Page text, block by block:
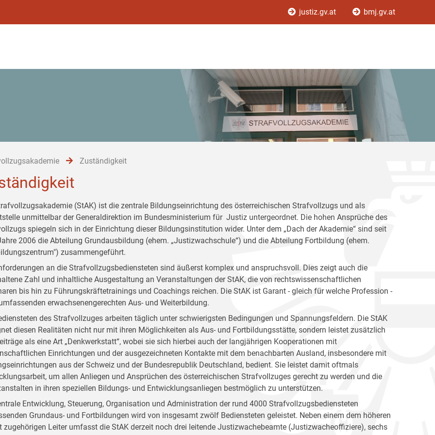
justiz.gv.at bmj.gv.at
Zuständigkeit
(StAK) ist die zentrale Bildungseinrichtung des österreichischen Strafvollzugs und als
unmittelbar der Generaldirektion im Bundesministerium für Justiz untergeordnet. Die hohen Ansprüche des
spiegeln sich in der Einrichtung dieser Bildungsinstitution wider. Unter dem „Dach der Akademie“ sind seit
2006 die Abteilung Grundausbildung (ehem. „Justizwachschule“) und die Abteilung Fortbildung (ehem.
zusammengeführt.
an die Strafvollzugsbediensteten sind äußerst komplex und anspruchsvoll. Dies zeigt auch die
Zahl und inhaltliche Ausgestaltung an Veranstaltungen der StAK, die von rechtswissenschaftlichen
bis hin zu Führungskräftetrainings und Coachings reichen. Die StAK ist Garant - gleich für welche Profession -
erwachsenengerechten Aus- und Weiterbildung.
des Strafvollzuges arbeiten täglich unter schwierigsten Bedingungen und Spannungsfeldern. Die StAK
diesen Realitäten nicht nur mit ihren Möglichkeiten als Aus- und Fortbildungsstätte, sondern leistet zusätzlich
als eine Art „Denkwerkstatt“, wobei sie sich hierbei auch der langjährigen Kooperationen mit
Einrichtungen und der ausgezeichneten Kontakte mit dem benachbarten Ausland, insbesondere mit
aus der Schweiz und der Bundesrepublik Deutschland, bedient. Sie leistet damit oftmals
um allen Anliegen und Ansprüchen des österreichischen Strafvollzuges gerecht zu werden und die
in ihren speziellen Bildungs- und Entwicklungsanliegen bestmöglich zu unterstützen.
Entwicklung, Steuerung, Organisation und Administration der rund 4000 Strafvollzugsbediensteten
Grundaus- und Fortbildungen wird von insgesamt zwölf Bediensteten geleistet. Neben einem dem höheren
zugehörigen Leiter umfasst die StAK derzeit noch drei leitende Justizwachebeamte (Justizwacheoffiziere), sechs